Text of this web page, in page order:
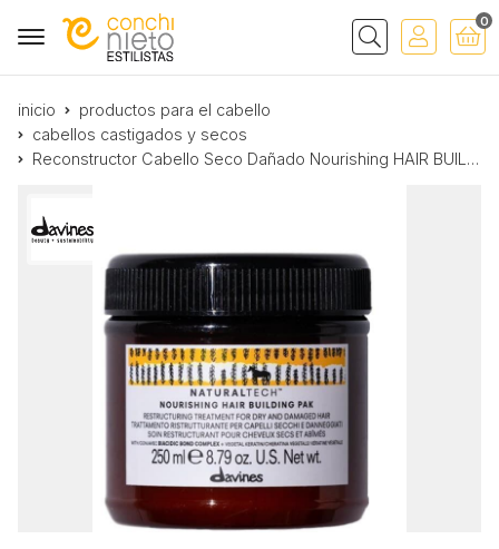
Buscar
0
inicio
productos para el cabello
cabellos castigados y secos
Reconstructor Cabello Seco Dañado Nourishing HAIR BUILDING PAK Davines